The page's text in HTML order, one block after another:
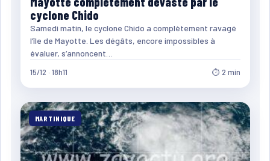
cyclone Chido
Samedi matin, le cyclone Chido a complètement ravagé
l’île de Mayotte. Les dégâts, encore impossibles à
évaluer, s’annoncent…
15/12 · 18h11 ⏱ 2 min
MARTINIQUE